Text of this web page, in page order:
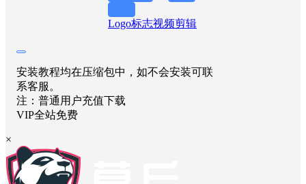
Logo标志视频剪辑
安装教程均在压缩包中，如不会安装可联
系客服。
注：普通用户充值下载
VIP全站免费
×